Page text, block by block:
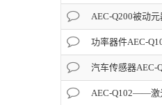
AEC-Q200被动
功率器件AEC-
汽车传感器AEC-
AEC-Q102——激